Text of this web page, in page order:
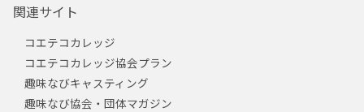
関連サイト
コエテコカレッジ
コエテコカレッジ協会プラン
趣味なびキャスティング
趣味なび協会・団体マガジン